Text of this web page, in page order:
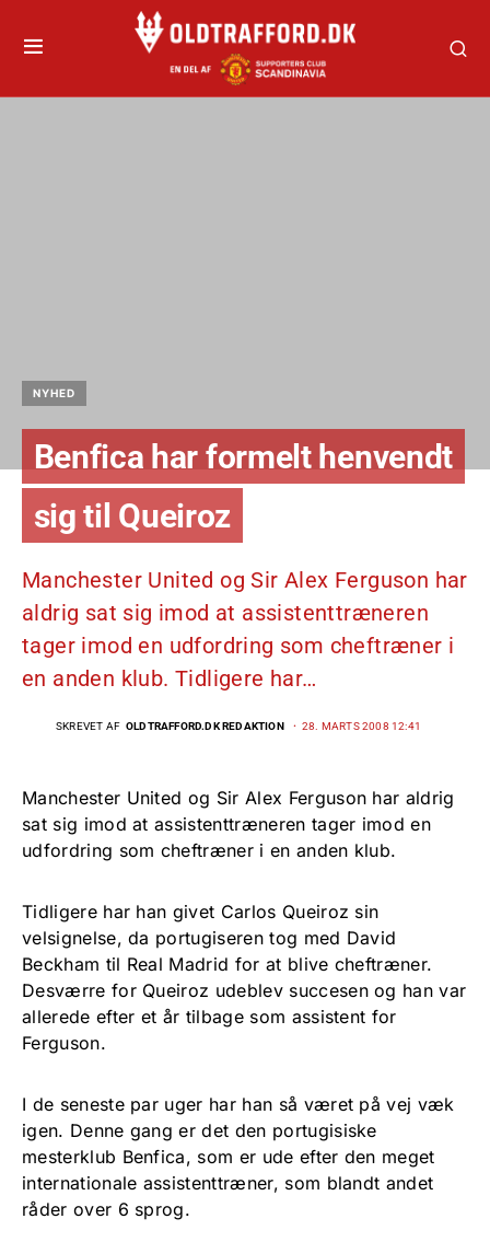
NYHED
Benfica har formelt henvendt
sig til Queiroz
Manchester United og Sir Alex Ferguson har
aldrig sat sig imod at assistenttræneren
tager imod en udfordring som cheftræner i
en anden klub. Tidligere har…
SKREVET AF OLDTRAFFORD.DK REDAKTION 28. MARTS 2008 12:41
Manchester United og Sir Alex Ferguson har aldrig
sat sig imod at assistenttræneren tager imod en
udfordring som cheftræner i en anden klub.
Tidligere har han givet Carlos Queiroz sin
velsignelse, da portugiseren tog med David
Beckham til Real Madrid for at blive cheftræner.
Desværre for Queiroz udeblev succesen og han var
allerede efter et år tilbage som assistent for
Ferguson.
I de seneste par uger har han så været på vej væk
igen. Denne gang er det den portugisiske
mesterklub Benfica, som er ude efter den meget
internationale assistenttræner, som blandt andet
råder over 6 sprog.